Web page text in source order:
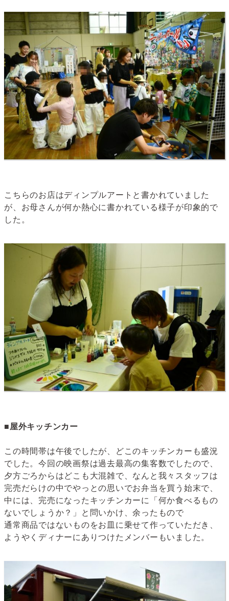
こちらのお店はディンプルアートと書かれていました
が、お母さんが何か熱心に書かれている様子が印象的で
した。
■屋外キッチンカー
この時間帯は午後でしたが、どこのキッチンカーも盛況
でした。今回の映画祭は過去最高の集客数でしたので、
夕方ごろからはどこも大混雑で、なんと我々スタッフは
完売だらけの中でやっとの思いでお弁当を買う始末で、
中には、完売になったキッチンカーに「何か食べるもの
ないでしょうか？」と問いかけ、余ったもので
通常商品ではないものをお皿に乗せて作っていただき、
ようやくディナーにありつけたメンバーもいました。